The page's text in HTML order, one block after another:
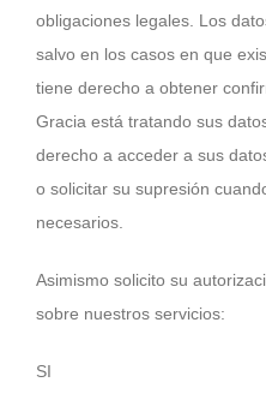
obligaciones legales. Los
salvo en los casos en que
tiene derecho a obtener
Gracia está tratando sus
derecho a acceder a sus
o solicitar su supresión
necesarios.
Asimismo solicito su
sobre nuestros servicios:
SI